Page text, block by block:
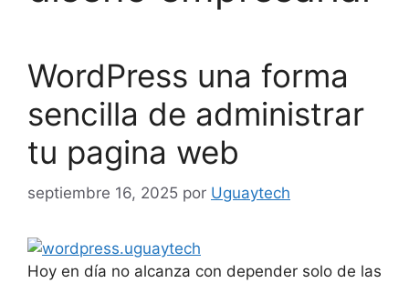
WordPress una forma
sencilla de administrar
tu pagina web
septiembre 16, 2025 por Uguaytech
Hoy en día no alcanza con depender solo de las